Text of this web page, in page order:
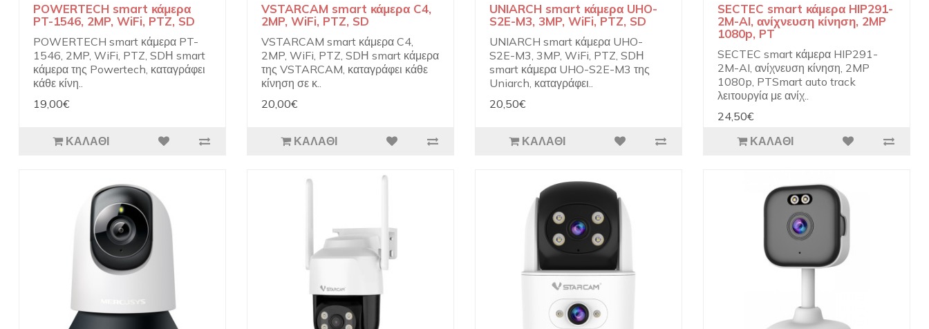
POWERTECH smart κάμερα
PT-1546, 2MP, WiFi, PTZ, SD
POWERTECH smart κάμερα PT-
1546, 2MP, WiFi, PTZ, SDΗ smart
κάμερα της Powertech, καταγράφει
κάθε κίνη..
19,00€
ΚΑΛΆΘΙ
VSTARCAM smart κάμερα C4,
2MP, WiFi, PTZ, SD
VSTARCAM smart κάμερα C4,
2MP, WiFi, PTZ, SDΗ smart κάμερα
της VSTARCAM, καταγράφει κάθε
κίνηση σε κ..
20,00€
ΚΑΛΆΘΙ
UNIARCH smart κάμερα UHO-
S2E-M3, 3MP, WiFi, PTZ, SD
UNIARCH smart κάμερα UHO-
S2E-M3, 3MP, WiFi, PTZ, SDΗ
smart κάμερα UHO-S2E-M3 της
Uniarch, καταγράφει..
20,50€
ΚΑΛΆΘΙ
SECTEC smart κάμερα HIP291-
2M-AI, ανίχνευση κίνηση, 2MP
1080p, PT
SECTEC smart κάμερα HIP291-
2M-AI, ανίχνευση κίνηση, 2MP
1080p, PTSmart auto track
λειτουργία με ανίχ..
24,50€
ΚΑΛΆΘΙ